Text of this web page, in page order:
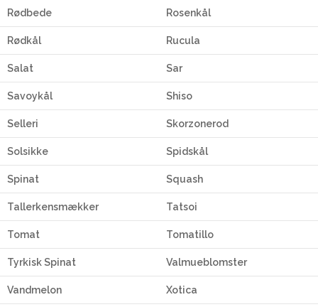
Rødbede Rosenkål
Rødkål Rucula
Salat Sar
Savoykål Shiso
Selleri Skorzonerod
Solsikke Spidskål
Spinat Squash
Tallerkensmækker Tatsoi
Tomat Tomatillo
Tyrkisk Spinat Valmueblomster
Vandmelon Xotica